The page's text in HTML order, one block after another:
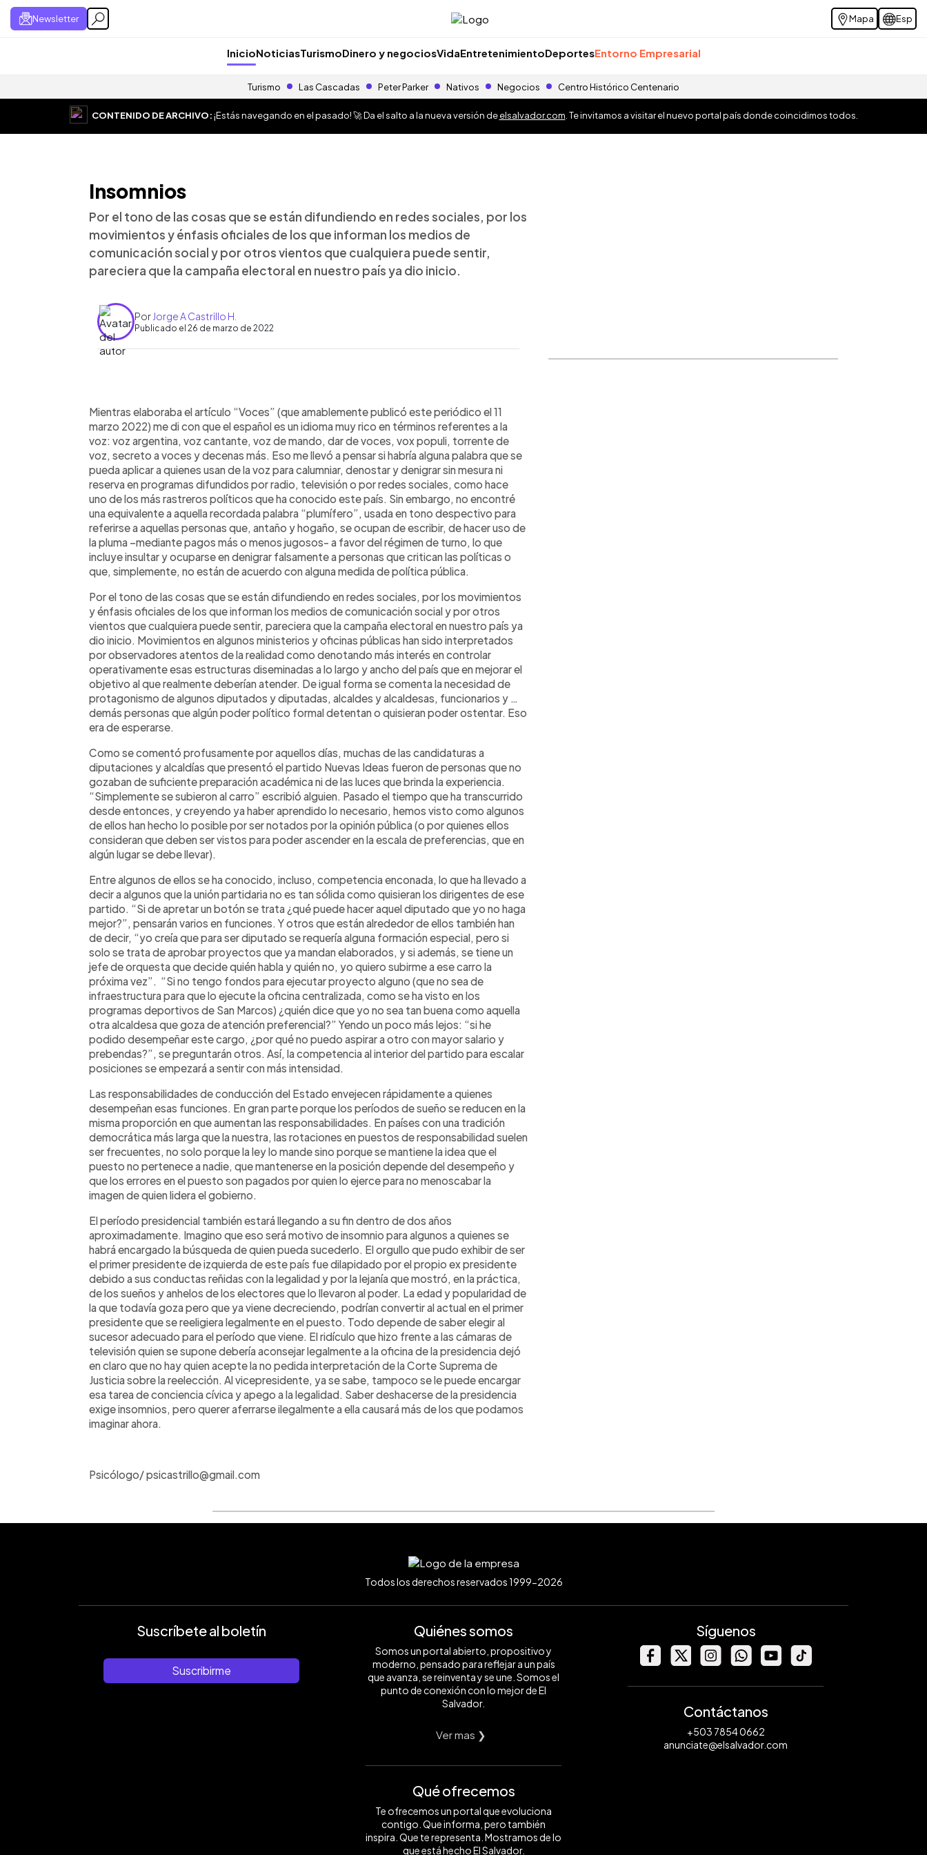
Newsletter Mapa Esp
InicioNoticiasTurismoDinero y negociosVidaEntretenimientoDeportesEntorno Empresarial
Turismo Las Cascadas Peter Parker Nativos Negocios Centro Histórico Centenario
CONTENIDO DE ARCHIVO:¡Estás navegando en el pasado! 🚀 Da el salto a la nueva versión deelsalvador.com . Te invitamos a visitar el nuevo portal país donde coincidimos todos.
Insomnios
Por el tono de las cosas que se están difundiendo en redes sociales, por los
movimientos y énfasis oficiales de los que informan los medios de
comunicación social y por otros vientos que cualquiera puede sentir,
pareciera que la campaña electoral en nuestro país ya dio inicio.
Por Jorge A Castrillo H.
Publicado el 26 de marzo de 2022
► Escuchar artículo
Mientras elaboraba el artículo “Voces” (que amablemente publicó este periódico el 11
marzo 2022) me di con que el español es un idioma muy rico en términos referentes a la
voz: voz argentina, voz cantante, voz de mando, dar de voces, vox populi, torrente de
voz, secreto a voces y decenas más. Eso me llevó a pensar si habría alguna palabra que se
pueda aplicar a quienes usan de la voz para calumniar, denostar y denigrar sin mesura ni
reserva en programas difundidos por radio, televisión o por redes sociales, como hace
uno de los más rastreros políticos que ha conocido este país. Sin embargo, no encontré
una equivalente a aquella recordada palabra “plumífero”, usada en tono despectivo para
referirse a aquellas personas que, antaño y hogaño, se ocupan de escribir, de hacer uso de
la pluma –mediante pagos más o menos jugosos- a favor del régimen de turno, lo que
incluye insultar y ocuparse en denigrar falsamente a personas que critican las políticas o
que, simplemente, no están de acuerdo con alguna medida de política pública.
Por el tono de las cosas que se están difundiendo en redes sociales, por los movimientos
y énfasis oficiales de los que informan los medios de comunicación social y por otros
vientos que cualquiera puede sentir, pareciera que la campaña electoral en nuestro país ya
dio inicio. Movimientos en algunos ministerios y oficinas públicas han sido interpretados
por observadores atentos de la realidad como denotando más interés en controlar
operativamente esas estructuras diseminadas a lo largo y ancho del país que en mejorar el
objetivo al que realmente deberían atender. De igual forma se comenta la necesidad de
protagonismo de algunos diputados y diputadas, alcaldes y alcaldesas, funcionarios y …
demás personas que algún poder político formal detentan o quisieran poder ostentar. Eso
era de esperarse.
Como se comentó profusamente por aquellos días, muchas de las candidaturas a
diputaciones y alcaldías que presentó el partido Nuevas Ideas fueron de personas que no
gozaban de suficiente preparación académica ni de las luces que brinda la experiencia.
“Simplemente se subieron al carro” escribió alguien. Pasado el tiempo que ha transcurrido
desde entonces, y creyendo ya haber aprendido lo necesario, hemos visto como algunos
de ellos han hecho lo posible por ser notados por la opinión pública (o por quienes ellos
consideran que deben ser vistos para poder ascender en la escala de preferencias, que en
algún lugar se debe llevar).
Entre algunos de ellos se ha conocido, incluso, competencia enconada, lo que ha llevado a
decir a algunos que la unión partidaria no es tan sólida como quisieran los dirigentes de ese
partido. “Si de apretar un botón se trata ¿qué puede hacer aquel diputado que yo no haga
mejor?”, pensarán varios en funciones. Y otros que están alrededor de ellos también han
de decir, “yo creía que para ser diputado se requería alguna formación especial, pero si
solo se trata de aprobar proyectos que ya mandan elaborados, y si además, se tiene un
jefe de orquesta que decide quién habla y quién no, yo quiero subirme a ese carro la
próxima vez”. “Si no tengo fondos para ejecutar proyecto alguno (que no sea de
infraestructura para que lo ejecute la oficina centralizada, como se ha visto en los
programas deportivos de San Marcos) ¿quién dice que yo no sea tan buena como aquella
otra alcaldesa que goza de atención preferencial?” Yendo un poco más lejos: “si he
podido desempeñar este cargo, ¿por qué no puedo aspirar a otro con mayor salario y
prebendas?”, se preguntarán otros. Así, la competencia al interior del partido para escalar
posiciones se empezará a sentir con más intensidad.
Las responsabilidades de conducción del Estado envejecen rápidamente a quienes
desempeñan esas funciones. En gran parte porque los períodos de sueño se reducen en la
misma proporción en que aumentan las responsabilidades. En países con una tradición
democrática más larga que la nuestra, las rotaciones en puestos de responsabilidad suelen
ser frecuentes, no solo porque la ley lo mande sino porque se mantiene la idea que el
puesto no pertenece a nadie, que mantenerse en la posición depende del desempeño y
que los errores en el puesto son pagados por quien lo ejerce para no menoscabar la
imagen de quien lidera el gobierno.
El período presidencial también estará llegando a su fin dentro de dos años
aproximadamente. Imagino que eso será motivo de insomnio para algunos a quienes se
habrá encargado la búsqueda de quien pueda sucederlo. El orgullo que pudo exhibir de ser
el primer presidente de izquierda de este país fue dilapidado por el propio ex presidente
debido a sus conductas reñidas con la legalidad y por la lejanía que mostró, en la práctica,
de los sueños y anhelos de los electores que lo llevaron al poder. La edad y popularidad de
la que todavía goza pero que ya viene decreciendo, podrían convertir al actual en el primer
presidente que se reeligiera legalmente en el puesto. Todo depende de saber elegir al
sucesor adecuado para el período que viene. El ridículo que hizo frente a las cámaras de
televisión quien se supone debería aconsejar legalmente a la oficina de la presidencia dejó
en claro que no hay quien acepte la no pedida interpretación de la Corte Suprema de
Justicia sobre la reelección. Al vicepresidente, ya se sabe, tampoco se le puede encargar
esa tarea de conciencia cívica y apego a la legalidad. Saber deshacerse de la presidencia
exige insomnios, pero querer aferrarse ilegalmente a ella causará más de los que podamos
imaginar ahora.
Psicólogo/ psicastrillo@gmail.com
Todos los derechos reservados 1999-2026
Suscríbete al boletín
Suscribirme
Quiénes somos
Somos un portal abierto, propositivo y
moderno, pensado para reflejar a un país
que avanza, se reinventa y se une. Somos el
punto de conexión con lo mejor de El
Salvador.
Ver mas ❯
Qué ofrecemos
Te ofrecemos un portal que evoluciona
contigo. Que informa, pero también
inspira. Que te representa. Mostramos de lo
que está hecho El Salvador.
Síguenos
Contáctanos
+503 7854 0662
anunciate@elsalvador.com